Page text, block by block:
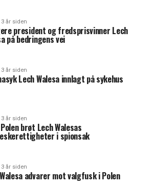
3 år siden
president og fredsprisvinner Lech
på bedringens vei
3 år siden
Lech Walesa innlagt på sykehus
3 år siden
brøt Lech Walesas
i spionsak
3 år siden
advarer mot valgfusk i Polen